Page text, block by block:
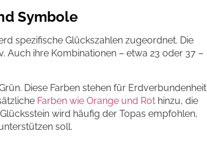
Symbole
spezifische Glückszahlen zugeordnet. Die
Auch ihre Kombinationen – etwa 23 oder 37 –
Diese Farben stehen für Erdverbundenheit
Farben wie Orange und Rot hinzu, die
wird häufig der Topas empfohlen,
soll.